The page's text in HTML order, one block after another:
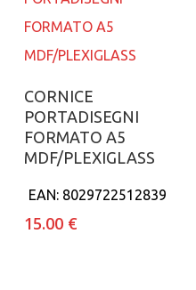
Aggiungi al carrello
CORNICE
PORTADISEGNI
FORMATO A5
MDF/PLEXIGLASS
EAN: 8029722512839
15.00 €